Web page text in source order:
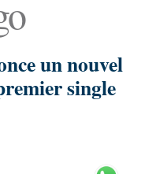
un nouvel
single